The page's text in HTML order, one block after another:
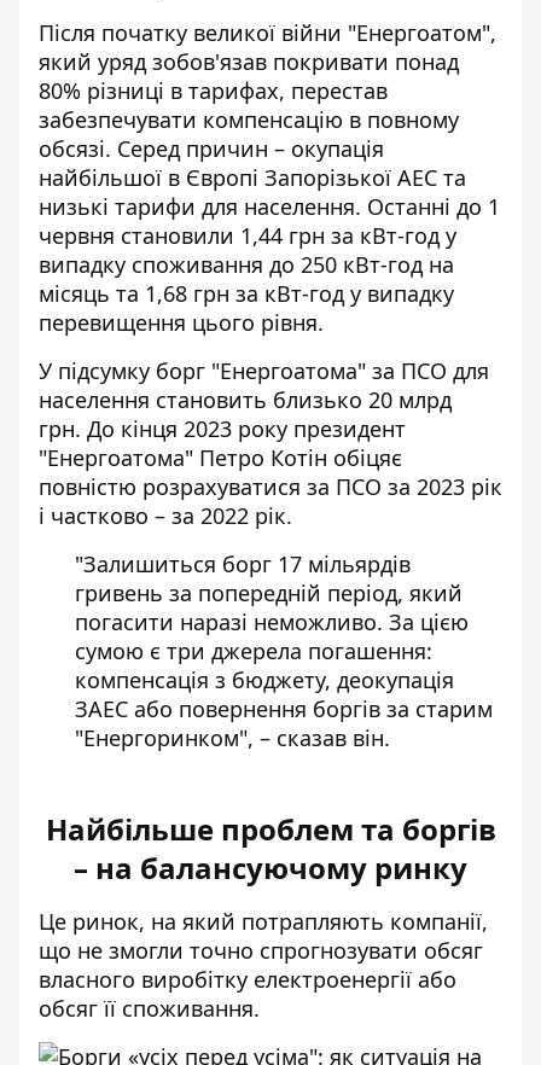
Після початку великої війни "Енергоатом",
який уряд зобов'язав покривати понад
80% різниці в тарифах, перестав
забезпечувати компенсацію в повному
обсязі. Серед причин – окупація
найбільшої в Європі Запорізької АЕС та
низькі тарифи для населення. Останні до 1
червня становили 1,44 грн за кВт-год у
випадку споживання до 250 кВт-год на
місяць та 1,68 грн за кВт-год у випадку
перевищення цього рівня.
У підсумку борг "Енергоатома" за ПСО для
населення становить близько 20 млрд
грн. До кінця 2023 року президент
"Енергоатома" Петро Котін обіцяє
повністю розрахуватися за ПСО за 2023 рік
і частково – за 2022 рік.
"Залишиться борг 17 мільярдів
гривень за попередній період, який
погасити наразі неможливо. За цією
сумою є три джерела погашення:
компенсація з бюджету, деокупація
ЗАЕС або повернення боргів за старим
"Енергоринком", – сказав він.
Найбільше проблем та боргів
– на балансуючому ринку
Це ринок, на який потрапляють компанії,
що не змогли точно спрогнозувати обсяг
власного виробітку електроенергії або
обсяг її споживання.